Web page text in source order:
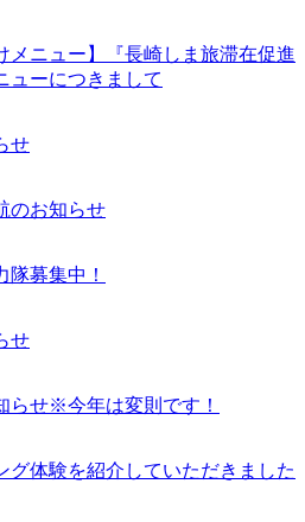
メニュー】『長崎しま旅滞在促進
ューにつきまして
せ
のお知らせ
隊募集中！
せ
らせ※今年は変則です！
グ体験を紹介していただきました